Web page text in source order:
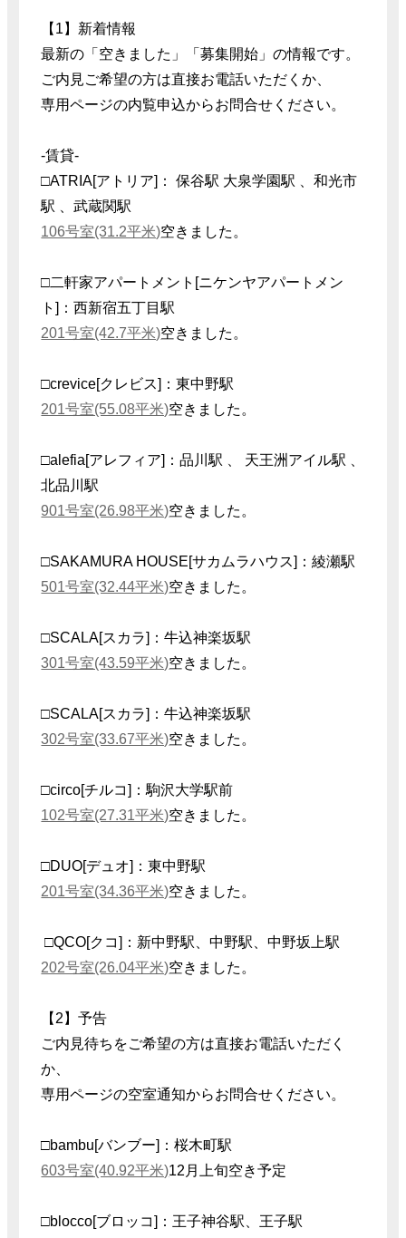
【1】新着情報
最新の「空きました」「募集開始」の情報です。
ご内見ご希望の方は直接お電話いただくか、
専用ページの内覧申込からお問合せください。
-賃貸-
□ATRIA[アトリア]： 保谷駅 大泉学園駅 、和光市
駅 、武蔵関駅
106号室(31.2平米)空きました。
□二軒家アパートメント[ニケンヤアパートメン
ト]：西新宿五丁目駅
201号室(42.7平米)空きました。
□crevice[クレビス]：東中野駅
201号室(55.08平米)空きました。
□alefia[アレフィア]：品川駅 、 天王洲アイル駅 、
北品川駅
901号室(26.98平米)空きました。
□SAKAMURA HOUSE[サカムラハウス]：綾瀬駅
501号室(32.44平米)空きました。
□SCALA[スカラ]：牛込神楽坂駅
301号室(43.59平米)空きました。
□SCALA[スカラ]：牛込神楽坂駅
302号室(33.67平米)空きました。
□circo[チルコ]：駒沢大学駅前
102号室(27.31平米)空きました。
□DUO[デュオ]：東中野駅
201号室(34.36平米)空きました。
□QCO[クコ]：新中野駅、中野駅、中野坂上駅
202号室(26.04平米)空きました。
【2】予告
ご内見待ちをご希望の方は直接お電話いただく
か、
専用ページの空室通知からお問合せください。
□bambu[バンブー]：桜木町駅
603号室(40.92平米)12月上旬空き予定
□blocco[ブロッコ]：王子神谷駅、王子駅